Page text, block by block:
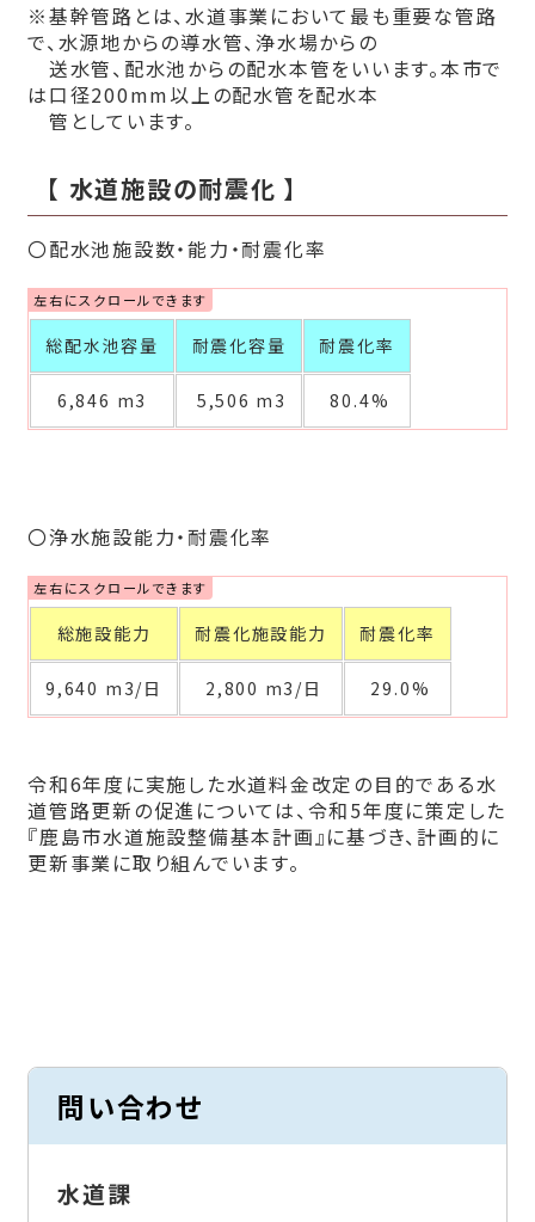
※基幹管路とは、水道事業において最も重要な管路
で、水源地からの導水管、浄水場からの
送水管、配水池からの配水本管をいいます。本市で
は口径200mm以上の配水管を配水本
管としています。
【 水道施設の耐震化 】
〇配水池施設数・能力・耐震化率
総配水池容量 耐震化容量 耐震化率
6,846 m3 5,506 m3 80.4%
〇浄水施設能力・耐震化率
総施設能力 耐震化施設能力 耐震化率
9,640 m3/日 2,800 m3/日 29.0%
令和6年度に実施した水道料金改定の目的である水
道管路更新の促進については、令和5年度に策定した
『鹿島市水道施設整備基本計画』に基づき、計画的に
更新事業に取り組んでいます。
問い合わせ
水道課